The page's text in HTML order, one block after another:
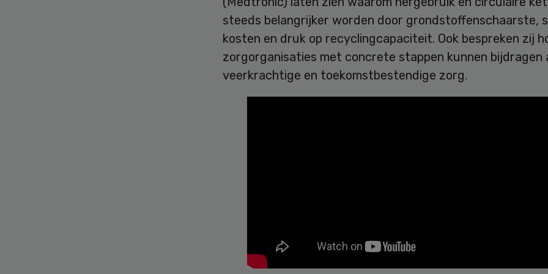
steeds belangrijker worden door grondstoffenschaarste,
kosten en druk op recyclingcapaciteit. Ook bespreken zij
zorgorganisaties met concrete stappen kunnen bijdragen
veerkrachtige en toekomstbestendige zorg.